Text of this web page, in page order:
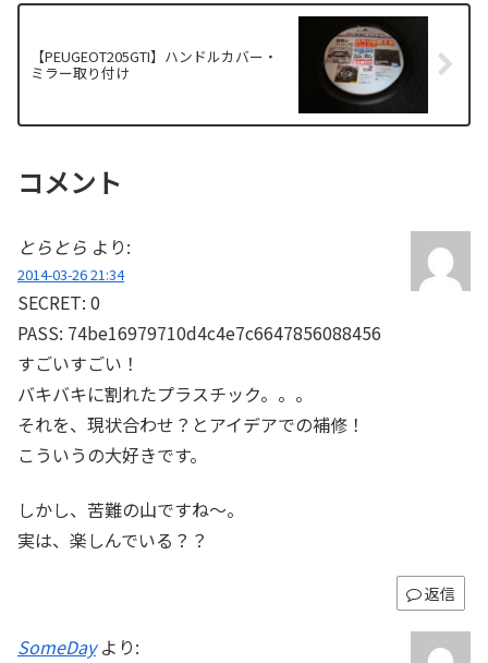
【PEUGEOT205GTI】ハンドルカバー・
ミラー取り付け
コメント
とらとら より:
2014-03-26 21:34
SECRET: 0
PASS: 74be16979710d4c4e7c6647856088456
すごいすごい！
バキバキに割れたプラスチック。。。
それを、現状合わせ？とアイデアでの補修！
こういうの大好きです。
しかし、苦難の山ですね〜。
実は、楽しんでいる？？
返信
SomeDay より: